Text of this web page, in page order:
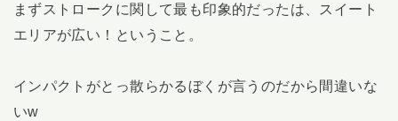
まずストロークに関して最も印象的だったは、スイート
エリアが広い！ということ。
インパクトがとっ散らかるぼくが言うのだから間違いな
いw